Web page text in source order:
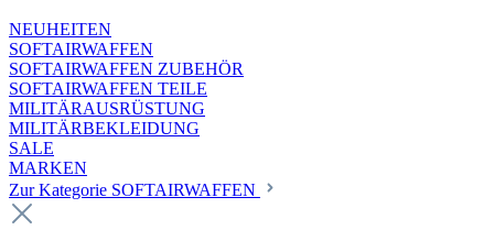
NEUHEITEN
SOFTAIRWAFFEN
SOFTAIRWAFFEN ZUBEHÖR
SOFTAIRWAFFEN TEILE
MILITÄRAUSRÜSTUNG
MILITÄRBEKLEIDUNG
SALE
MARKEN
Zur Kategorie SOFTAIRWAFFEN